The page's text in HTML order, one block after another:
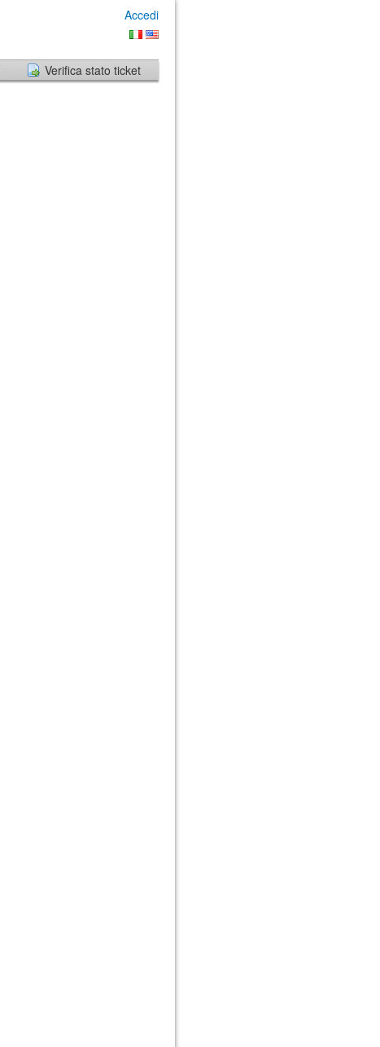
Accedi
Verifica stato ticket